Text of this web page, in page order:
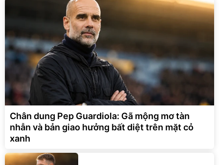
Chân dung Pep Guardiola: Gã mộng mơ tàn
nhẫn và bản giao hưởng bất diệt trên mặt cỏ
xanh